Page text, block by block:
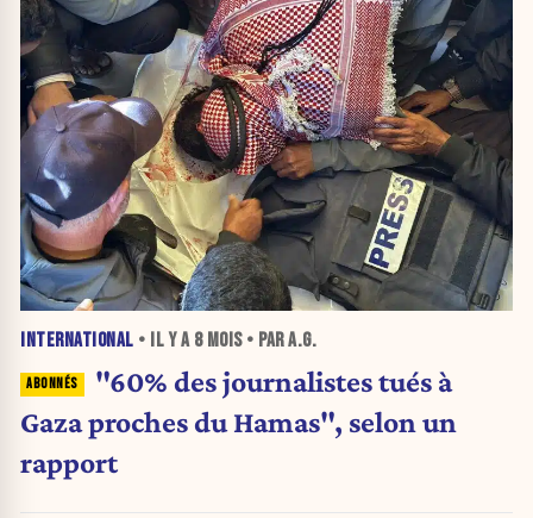
INTERNATIONAL • IL Y A 8 MOIS• PAR A.G.
"60% des journalistes tués à
Gaza proches du Hamas", selon un
rapport